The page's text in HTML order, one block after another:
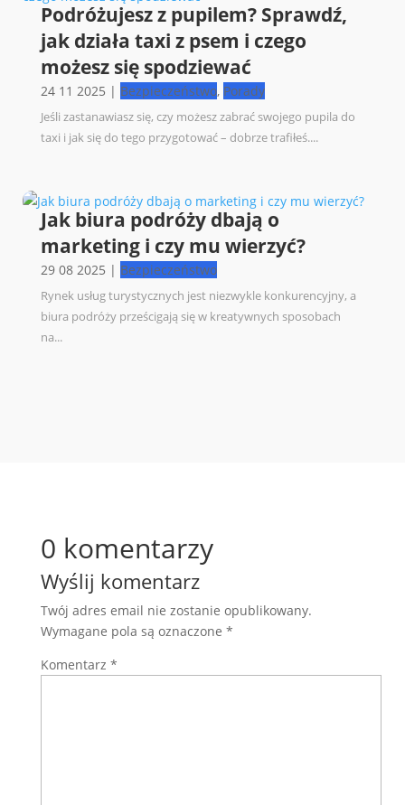
Podróżujesz z pupilem? Sprawdź,
jak działa taxi z psem i czego
możesz się spodziewać
24 11 2025 | Bezpieczeństwo, Porady
Jeśli zastanawiasz się, czy możesz zabrać swojego pupila do
taxi i jak się do tego przygotować – dobrze trafiłeś....
Jak biura podróży dbają o
marketing i czy mu wierzyć?
29 08 2025 | Bezpieczeństwo
Rynek usług turystycznych jest niezwykle konkurencyjny, a
biura podróży prześcigają się w kreatywnych sposobach
na...
0 komentarzy
Wyślij komentarz
Twój adres email nie zostanie opublikowany.
Wymagane pola są oznaczone *
Komentarz *